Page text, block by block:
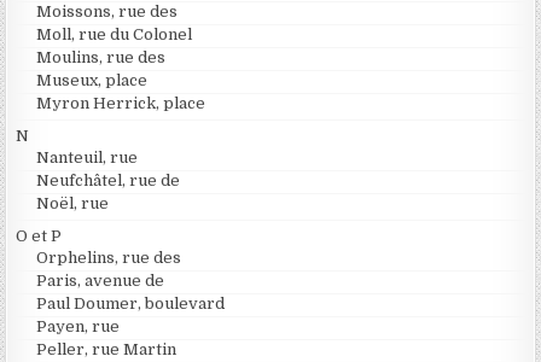
Moissons, rue des
Moll, rue du Colonel
Moulins, rue des
Museux, place
Myron Herrick, place
N
Nanteuil, rue
Neufchâtel, rue de
Noël, rue
O et P
Orphelins, rue des
Paris, avenue de
Paul Doumer, boulevard
Payen, rue
Peller, rue Martin